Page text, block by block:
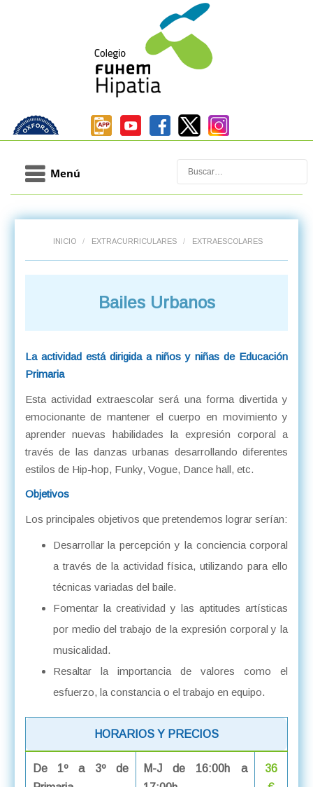
Menú
Buscar
INICIO / EXTRACURRICULARES / EXTRAESCOLARES
Bailes Urbanos
La actividad está dirigida a niños y niñas de Educación
Primaria
Esta actividad extraescolar será una forma divertida y
emocionante de mantener el cuerpo en movimiento y
aprender nuevas habilidades la expresión corporal a
través de las danzas urbanas desarrollando diferentes
estilos de Hip-hop, Funky, Vogue, Dance hall, etc.
Objetivos
Los principales objetivos que pretendemos lograr serían:
Desarrollar la percepción y la conciencia corporal
a través de la actividad física, utilizando para ello
técnicas variadas del baile.
Fomentar la creatividad y las aptitudes artísticas
por medio del trabajo de la expresión corporal y la
musicalidad.
Resaltar la importancia de valores como el
esfuerzo, la constancia o el trabajo en equipo.
HORARIOS Y PRECIOS
De 1º a 3º de
M-J de 16:00h a
36